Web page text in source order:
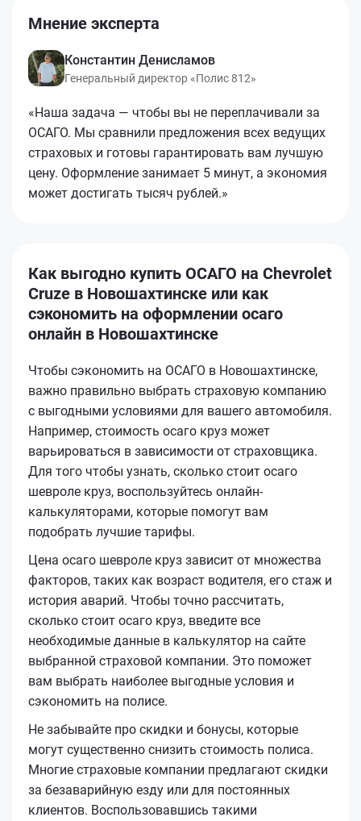
Мнение эксперта
Константин Денисламов
Генеральный директор «Полис 812»
«Наша задача — чтобы вы не переплачивали за
ОСАГО. Мы сравнили предложения всех ведущих
страховых и готовы гарантировать вам лучшую
цену. Оформление занимает 5 минут, а экономия
может достигать тысяч рублей.»
Как выгодно купить ОСАГО на Chevrolet
Cruze в Новошахтинске или как
сэкономить на оформлении осаго
онлайн в Новошахтинске
Чтобы сэкономить на ОСАГО в Новошахтинске,
важно правильно выбрать страховую компанию
с выгодными условиями для вашего автомобиля.
Например, стоимость осаго круз может
варьироваться в зависимости от страховщика.
Для того чтобы узнать, сколько стоит осаго
шевроле круз, воспользуйтесь онлайн-
калькуляторами, которые помогут вам
подобрать лучшие тарифы.
Цена осаго шевроле круз зависит от множества
факторов, таких как возраст водителя, его стаж и
история аварий. Чтобы точно рассчитать,
сколько стоит осаго круз, введите все
необходимые данные в калькулятор на сайте
выбранной страховой компании. Это поможет
вам выбрать наиболее выгодные условия и
сэкономить на полисе.
Не забывайте про скидки и бонусы, которые
могут существенно снизить стоимость полиса.
Многие страховые компании предлагают скидки
за безаварийную езду или для постоянных
клиентов. Воспользовавшись такими